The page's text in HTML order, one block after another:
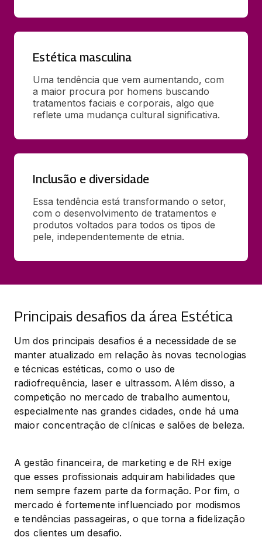
Estética masculina
Uma tendência que vem aumentando, com
a maior procura por homens buscando
tratamentos faciais e corporais, algo que
reflete uma mudança cultural significativa.
Inclusão e diversidade
Essa tendência está transformando o setor,
com o desenvolvimento de tratamentos e
produtos voltados para todos os tipos de
pele, independentemente de etnia.
Principais desafios da área Estética
Um dos principais desafios é a necessidade de se
manter atualizado em relação às novas tecnologias
e técnicas estéticas, como o uso de
radiofrequência, laser e ultrassom. Além disso, a
competição no mercado de trabalho aumentou,
especialmente nas grandes cidades, onde há uma
maior concentração de clínicas e salões de beleza.
A gestão financeira, de marketing e de RH exige
que esses profissionais adquiram habilidades que
nem sempre fazem parte da formação. Por fim, o
mercado é fortemente influenciado por modismos
e tendências passageiras, o que torna a fidelização
dos clientes um desafio.